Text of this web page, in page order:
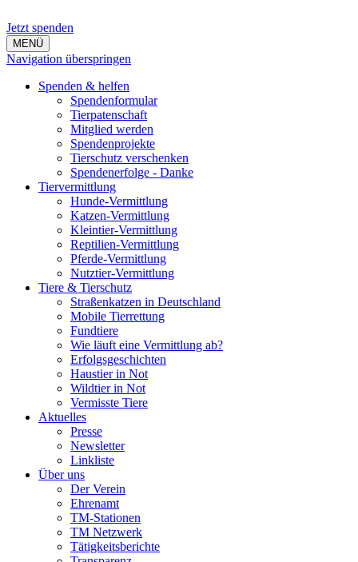
Jetzt spenden
MENÜ
Navigation überspringen
Spenden & helfen
Spendenformular
Tierpatenschaft
Mitglied werden
Spendenprojekte
Tierschutz verschenken
Spendenerfolge - Danke
Tiervermittlung
Hunde-Vermittlung
Katzen-Vermittlung
Kleintier-Vermittlung
Reptilien-Vermittlung
Pferde-Vermittlung
Nutztier-Vermittlung
Tiere & Tierschutz
Straßenkatzen in Deutschland
Mobile Tierrettung
Fundtiere
Wie läuft eine Vermittlung ab?
Erfolgsgeschichten
Haustier in Not
Wildtier in Not
Vermisste Tiere
Aktuelles
Presse
Newsletter
Linkliste
Über uns
Der Verein
Ehrenamt
TM-Stationen
TM Netzwerk
Tätigkeitsberichte